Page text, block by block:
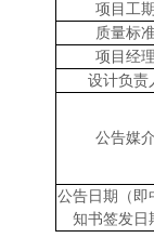
项目工
质量标
项目经
设计负责
公告媒
公告日期（即
知书签发日